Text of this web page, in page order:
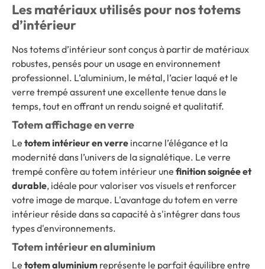
Les matériaux utilisés pour nos totems
d’intérieur
Nos totems d’intérieur sont conçus à partir de matériaux
robustes, pensés pour un usage en environnement
professionnel. L’aluminium, le métal, l’acier laqué et le
verre trempé assurent une excellente tenue dans le
temps, tout en offrant un rendu soigné et qualitatif.
Totem affichage en verre
Le totem intérieur en verre incarne l’élégance et la
modernité dans l’univers de la signalétique. Le verre
trempé confère au totem intérieur une finition soignée et
durable, idéale pour valoriser vos visuels et renforcer
votre image de marque. L'avantage du totem en verre
intérieur réside dans sa capacité à s'intégrer dans tous
types d'environnements.
Totem intérieur en aluminium
Le totem aluminium représente le parfait équilibre entre